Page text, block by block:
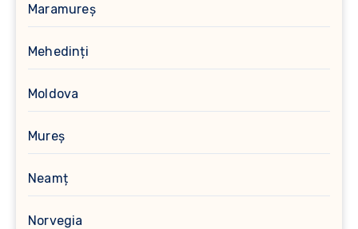
Maramureș
Mehedinți
Moldova
Mureș
Neamț
Norvegia